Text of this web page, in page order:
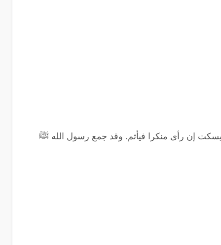
إن رأى منكرا فيأثم. وقد جمع رسول الله ﷺ